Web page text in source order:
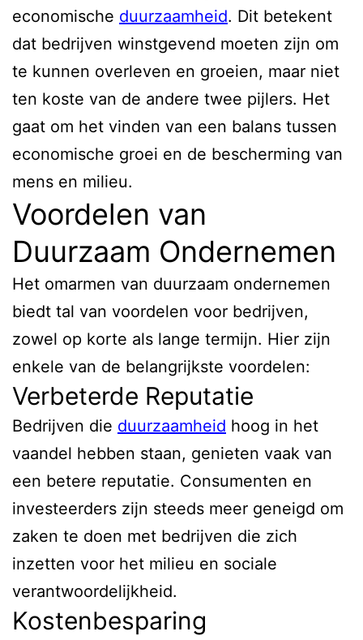
economische duurzaamheid. Dit betekent
dat bedrijven winstgevend moeten zijn om
te kunnen overleven en groeien, maar niet
ten koste van de andere twee pijlers. Het
gaat om het vinden van een balans tussen
economische groei en de bescherming van
mens en milieu.
Voordelen van
Duurzaam Ondernemen
Het omarmen van duurzaam ondernemen
biedt tal van voordelen voor bedrijven,
zowel op korte als lange termijn. Hier zijn
enkele van de belangrijkste voordelen:
Verbeterde Reputatie
Bedrijven die duurzaamheid hoog in het
vaandel hebben staan, genieten vaak van
een betere reputatie. Consumenten en
investeerders zijn steeds meer geneigd om
zaken te doen met bedrijven die zich
inzetten voor het milieu en sociale
verantwoordelijkheid.
Kostenbesparing